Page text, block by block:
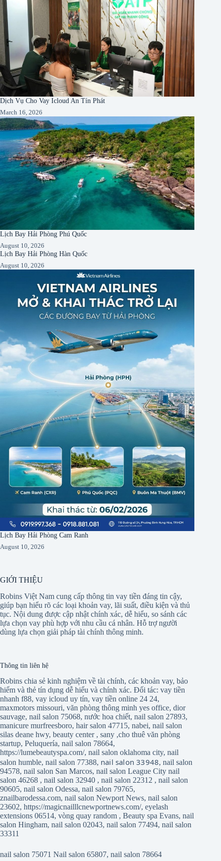
Dịch Vụ Cho Vay Icloud An Tín Phát
March 16, 2026
Lịch Bay Hải Phòng Phú Quốc
August 10, 2026
Lịch Bay Hải Phòng Hàn Quốc
August 10, 2026
Lịch Bay Hải Phòng Cam Ranh
August 10, 2026
GIỚI THIỆU
Robins Việt Nam cung cấp thông tin vay tiền đáng tin cậy,
giúp bạn hiểu rõ các loại khoản vay, lãi suất, điều kiện và thủ
tục. Nội dung được cập nhật chính xác, dễ hiểu, so sánh các
lựa chọn vay phù hợp với nhu cầu cá nhân. Hỗ trợ người
dùng lựa chọn giải pháp tài chính thông minh.
Thông tin liên hệ
Robins chia sẻ kinh nghiệm về tài chính, các khoản vay, bảo
hiểm và thẻ tín dụng dễ hiểu và chính xác. Đối tác: vay tiền
nhanh f88, vay icloud uy tín, vay tiền online 24 24,
maxmotors missouri, văn phòng thông minh yes office, dior
sauvage, nail salon 75068, nước hoa chiết, nail salon 27893,
manicure murfreesboro, hair salon 47715, nabei, nail salon
silas deane hwy, beauty center, sany ,cho thuê văn phòng
startup, Peluquería, nail salon 78664,
https://lumebeautyspa.com/, nail salon oklahoma city, nail
salon humble, nail salon 77388, nail salon 33948,nail salon
94578, nail salon San Marcos, nail salon League City nail
salon 46268 , nail salon 32940 , nail salon 22312 , nail salon
90605, nail salon Odessa, nail salon 79765,
znailbarodessa.com, nail salon Newport News, nail salon
23602, https://magicnailllcnewportnews.com/, eyelash
extensions 06514, vòng quay random , Beauty spa Evans, nail
salon Hingham, nail salon 02043, nail salon 77494, nail salon
33311
nail salon 75071 Nail salon 65807, nail salon 78664